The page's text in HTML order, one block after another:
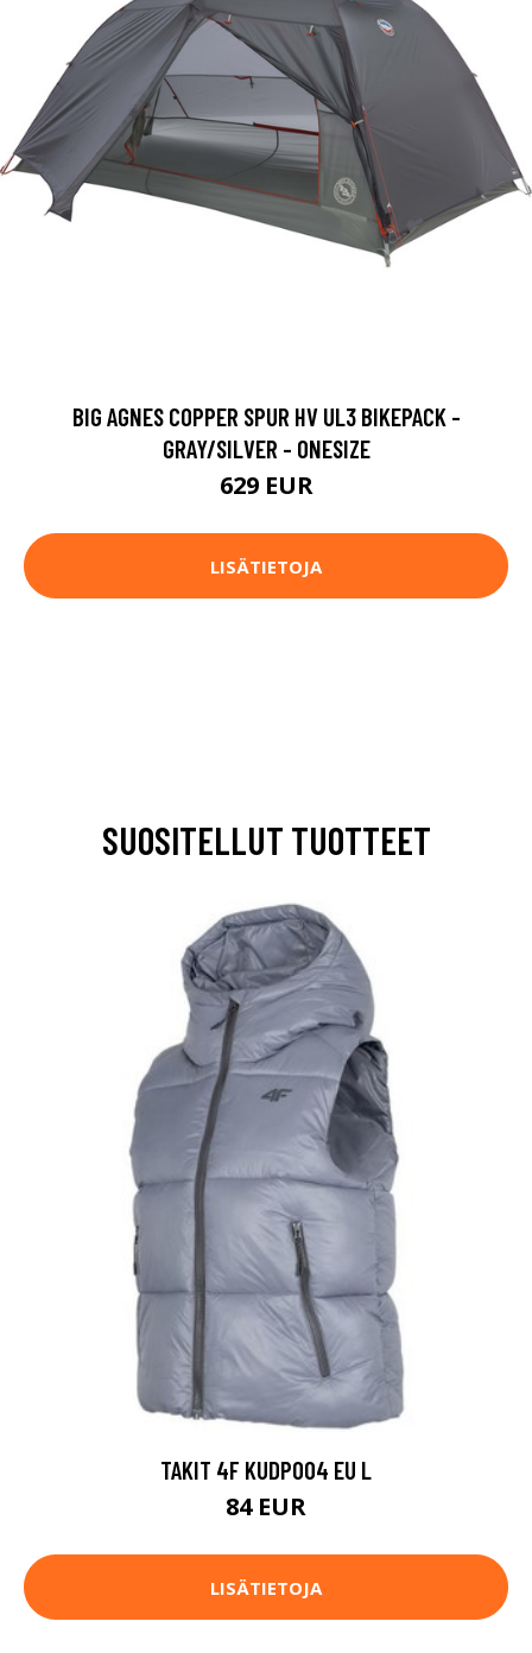
BIG AGNES COPPER SPUR HV UL3 BIKEPACK -
GRAY/SILVER - ONESIZE
629 EUR
LISÄTIETOJA
SUOSITELLUT TUOTTEET
TAKIT 4F KUDP004 EU L
84 EUR
LISÄTIETOJA